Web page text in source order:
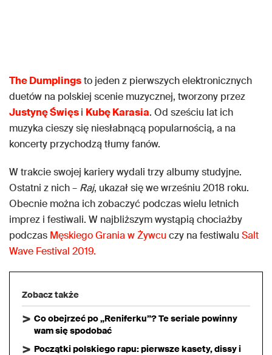
The Dumplingsto jeden z pierwszych elektronicznych
duetów na polskiej scenie muzycznej, tworzony przez
Justynę Święsi Kubę Karasia. Od sześciu lat ich
muzyka cieszy się niesłabnącą popularnością, a na
koncerty przychodzą tłumy fanów.
W trakcie swojej kariery wydali trzy albumy studyjne.
Ostatni z nich – Raj, ukazał się we wrześniu 2018 roku.
Obecnie można ich zobaczyć podczas wielu letnich
imprez i festiwali. W najbliższym wystąpią chociażby
podczas Męskiego Grania w Żywcuczy na festiwalu Salt
Wave Festival 2019.
Zobacz także
Co obejrzeć po „Reniferku”? Te seriale powinny
wam się spodobać
Początki polskiego rapu: pierwsze kasety, dissy i